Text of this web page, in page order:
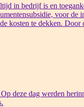
in bedrijf is en
voor de
kosten te dekken.
deze dag werden